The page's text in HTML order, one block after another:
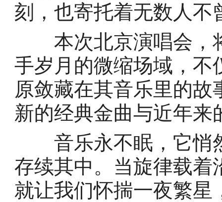
刻，也寄托着无数人不
本次北京演唱会，
手岁月的微缩场域，不
原敛藏在其音乐里的
新的经典金曲与近年来
音乐永不眠，它悄
存续其中。当旋律载着
就让我们怀揣一夜繁星